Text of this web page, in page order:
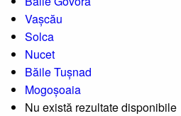
Vașcău
Solca
Nucet
Băile Tușnad
Mogoșoaia
Nu există rezultate disponibile